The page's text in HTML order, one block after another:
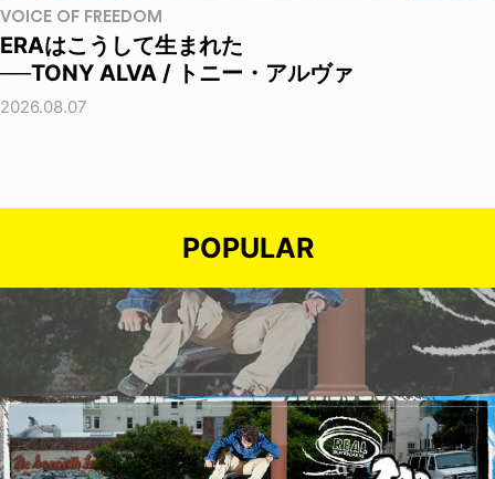
VOICE OF FREEDOM
ERAはこうして生まれた
──TONY ALVA / トニー・アルヴァ
2026.08.07
POPULAR